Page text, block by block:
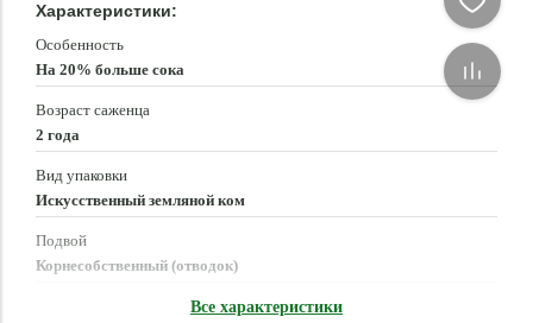
Характеристики:
Особенность
На 20% больше сока
Возраст саженца
2 года
Вид упаковки
Искусственный земляной ком
Подвой
Корнесобственный (отводок)
Все характеристики